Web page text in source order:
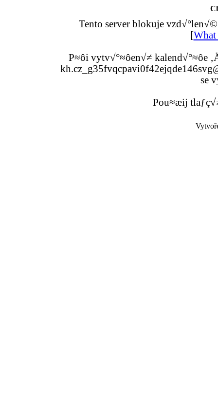
Tento server blokuje
[What
P≈ôi vytv√°≈ôen√≠ kalend√°≈ôe
se
Pou≈æij